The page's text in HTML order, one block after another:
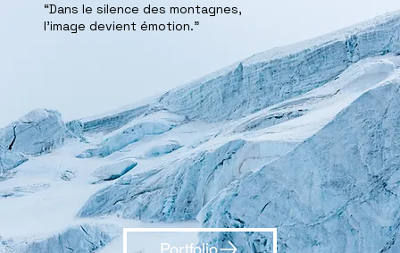
“Dans le silence des montagnes,
l’image devient émotion.”
Portfolio